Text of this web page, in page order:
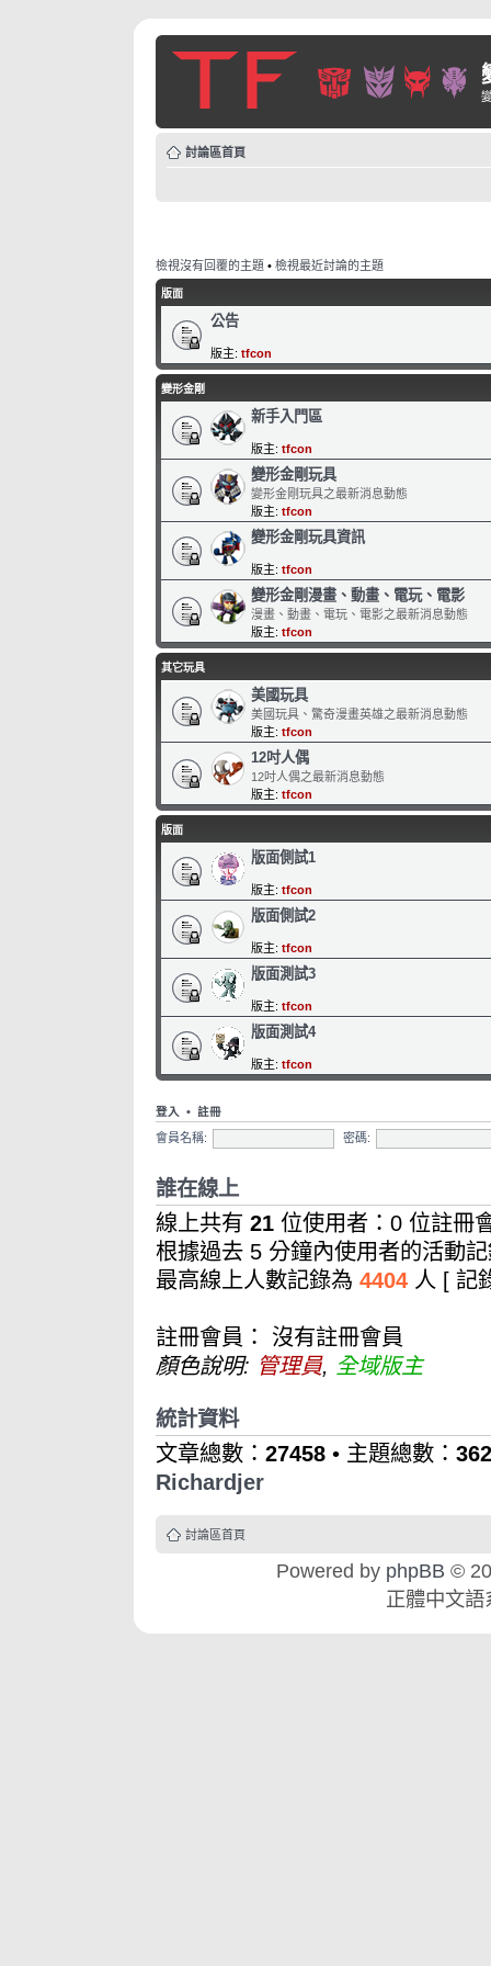
討論區首頁
檢視沒有回覆的主題 • 檢視最近討論的主題
版面
公告
版主: tfcon
變形金剛
新手入門區
版主: tfcon
變形金剛玩具
變形金剛玩具之最新消息動態
版主: tfcon
變形金剛玩具資訊
版主: tfcon
變形金剛漫畫、動畫、電玩、電影
漫畫、動畫、電玩、電影之最新消息動態
版主: tfcon
其它玩具
美國玩具
美國玩具、驚奇漫畫英雄之最新消息動態
版主: tfcon
12吋人偶
12吋人偶之最新消息動態
版主: tfcon
版面
版面側試1
版主: tfcon
版面側試2
版主: tfcon
版面測試3
版主: tfcon
版面測試4
版主: tfcon
登入 • 註冊
會員名稱:
密碼:
誰在線上
線上共有 21 位使用者：0 位註冊
根據過去 5 分鐘內使用者的活動
最高線上人數記錄為 4404 人 [ 記
註冊會員： 沒有註冊會員
顏色說明: 管理員, 全域版主
統計資料
文章總數： 27458 • 主題總數： 362
Richardjer
討論區首頁
Powered by phpBB ©
正體中文